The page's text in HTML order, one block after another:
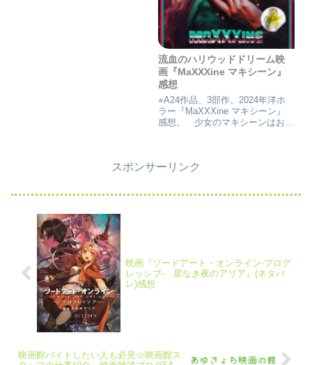
流血のハリウッドドリーム映
画『MaXXXine マキシーン』
感想
⭐︎A24作品、3部作。2024年洋ホ
ラー『MaXXXine マキシーン』
感想。 少女のマキシーンはお父
シーンに復唱させる“私らしくな
スポンサーリンク
映画『ソードアート・オンライン-プログ
レッシブ- 星なき夜のアリア』(ネタバ
レ)感想
映画館バイトしたい人も必見☆映画館ス